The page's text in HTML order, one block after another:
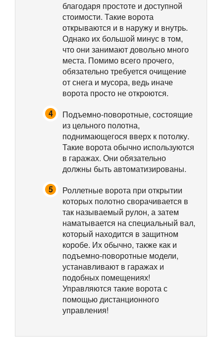
благодаря простоте и доступной
стоимости. Такие ворота
открываются и в наружу и внутрь.
Однако их большой минус в том,
что они занимают довольно много
места. Помимо всего прочего,
обязательно требуется очищение
от снега и мусора, ведь иначе
ворота просто не откроются.
Подъемно-поворотные, состоящие
из цельного полотна,
поднимающегося вверх к потолку.
Такие ворота обычно используются
в гаражах. Они обязательно
должны быть автоматизированы.
Роллетные ворота при открытии
которых полотно сворачивается в
так называемый рулон, а затем
наматывается на специальный вал,
который находится в защитном
коробе. Их обычно, также как и
подъемно-поворотные модели,
устанавливают в гаражах и
подобных помещениях!
Управляются такие ворота с
помощью дистанционного
управления!